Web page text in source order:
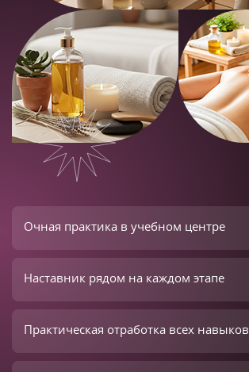
Очная практика в учебном центре
Наставник рядом на каждом этапе
Практическая отработка всех навыков